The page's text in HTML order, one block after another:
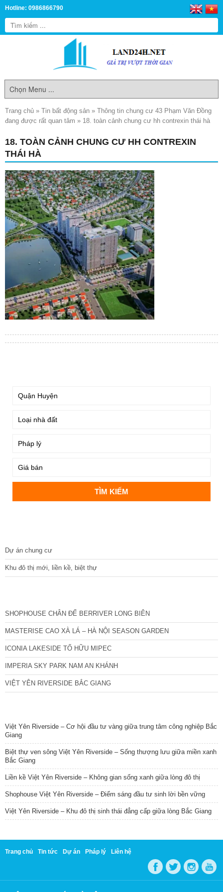
Hotline: 0986866790
Trang chủ » Tin bất động sản » Thông tin chung cư 43 Phạm Văn Đồng
đang được rất quan tâm » 18. toàn cảnh chung cư hh contrexin thái hà
18. TOÀN CẢNH CHUNG CƯ HH CONTREXIN
THÁI HÀ
Dự án chung cư
Khu đô thị mới, liền kề, biệt thự
SHOPHOUSE CHÂN ĐẾ BERRIVER LONG BIÊN
MASTERISE CAO XÀ LÁ – HÀ NỘI SEASON GARDEN
ICONIA LAKESIDE TỐ HỮU MIPEC
IMPERIA SKY PARK NAM AN KHÁNH
VIỆT YÊN RIVERSIDE BẮC GIANG
Việt Yên Riverside – Cơ hội đầu tư vàng giữa trung tâm công nghiệp Bắc
Giang
Biệt thự ven sông Việt Yên Riverside – Sống thượng lưu giữa miền xanh
Bắc Giang
Liền kề Việt Yên Riverside – Không gian sống xanh giữa lòng đô thị
Shophouse Việt Yên Riverside – Điểm sáng đầu tư sinh lời bền vững
Việt Yên Riverside – Khu đô thị sinh thái đẳng cấp giữa lòng Bắc Giang
Trang chủ Tin tức Dự án Pháp lý Liên hệ